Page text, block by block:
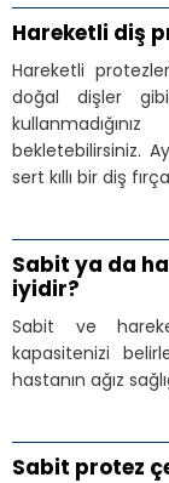
Hareketli diş
Hareketli
doğal dişler
bekletebilirsiniz.
sert kıllı bir diş
Sabit ya da
iyidir?
Sabit ve
kapasitenizi
hastanın ağız
Sabit protez